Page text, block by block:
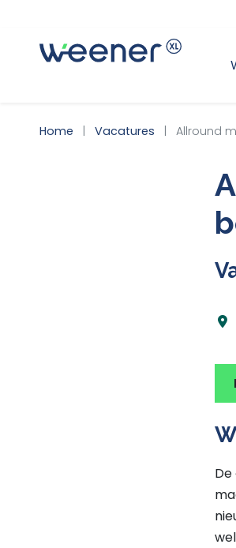
Home Vacatures Allround